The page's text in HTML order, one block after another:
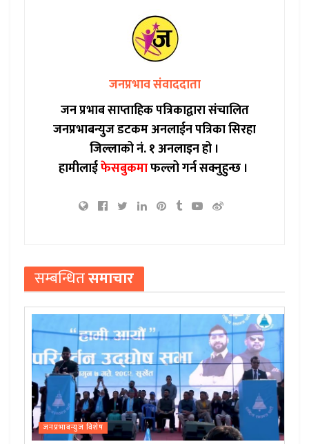
जनप्रभाव संवाददाता
जन प्रभाब साप्ताहिक पत्रिकाद्वारा संचालित
जनप्रभाबन्युज डटकम अनलाईन पत्रिका सिरहा
जिल्लाको नं. १ अनलाइन हो ।
हामीलाईफेसबुकमाफल्लो गर्न सक्नुहुन्छ ।
सम्बन्धितसमाचार
जनप्रभाबन्युज विशेष